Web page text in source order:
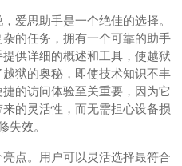
爱思助手是一个绝佳的选择。
的任务，拥有一个可靠的助手
供详细的概述和工具，使越狱
狱的奥秘，即使技术知识不丰
的访问体验至关重要，因为它
的灵活性，而无需担心设备损
失效。
点。用户可以灵活选择最符合